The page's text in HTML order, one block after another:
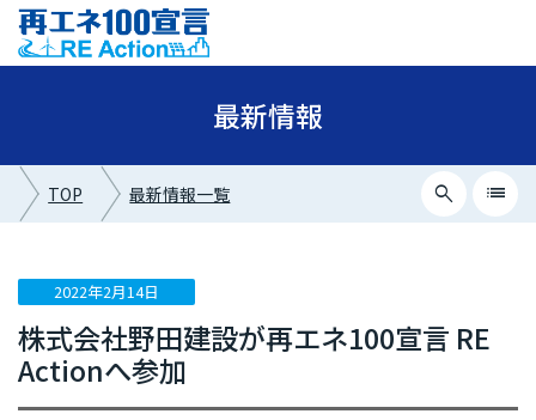
最新情報
TOP 最新情報一覧 search list
最新情報カテゴリー
ニュース
イベント情報
2022年2月14日
株式会社野田建設が再エネ100宣言 RE
Actionへ参加